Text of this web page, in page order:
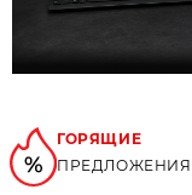
ГОРЯЩИЕ
ПРЕДЛОЖЕНИЯ